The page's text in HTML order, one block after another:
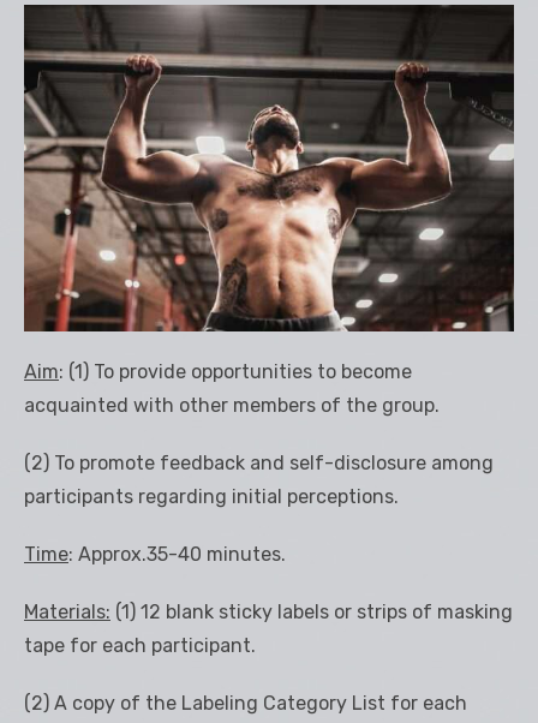
Aim: (1) To provide opportunities to become
acquainted with other members of the group.
(2) To promote feedback and self-disclosure among
participants regarding initial perceptions.
Time: Approx.35-40 minutes.
Materials: (1) 12 blank sticky labels or strips of masking
tape for each participant.
(2) A copy of the Labeling Category List for each